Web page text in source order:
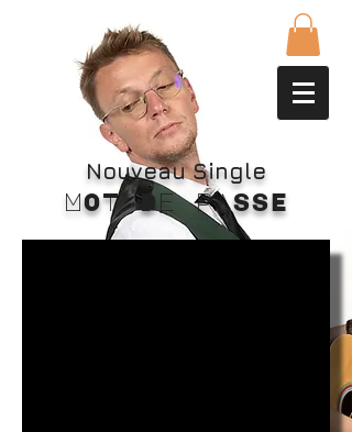
Nouveau Single
MOT De pASSE